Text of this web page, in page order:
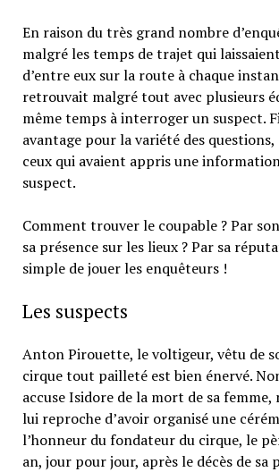
En raison du très grand nombre
malgré les temps de trajet qui
d’entre eux sur la route à chaque
retrouvait malgré tout avec plusieurs
même temps à interroger un suspect.
avantage pour la variété des
ceux qui avaient appris une
suspect.
Comment trouver le coupable ? Par
sa présence sur les lieux ? Par sa
simple de jouer les enquêteurs !
Les suspects
Anton Pirouette, le voltigeur, vêtu de
cirque tout pailleté est bien énervé.
accuse Isidore de la mort de sa femme,
lui reproche d’avoir organisé une
l’honneur du fondateur du cirque, le
an, jour pour jour, après le décès de sa